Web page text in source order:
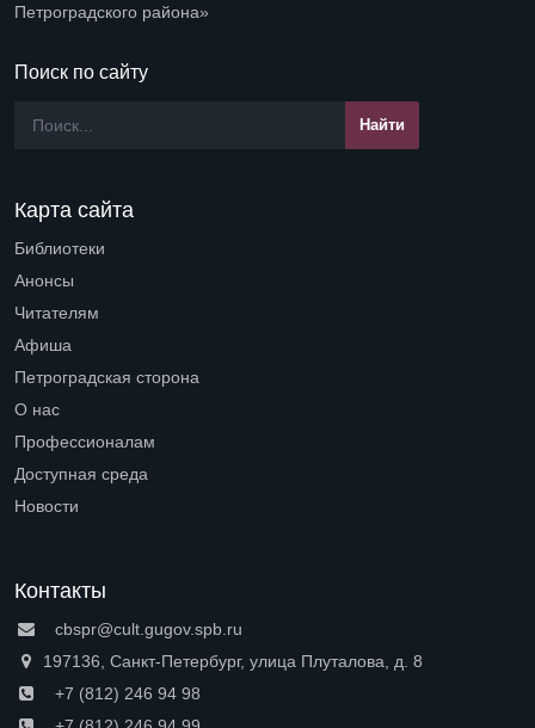
Петроградского района»
Поиск по сайту
Карта сайта
Библиотеки
Анонсы
Читателям
Афиша
Петроградская сторона
О нас
Профессионалам
Доступная среда
Новости
Контакты
cbspr@cult.gugov.spb.ru
197136, Санкт-Петербург, улица Плуталова, д. 8
+7 (812) 246 94 98